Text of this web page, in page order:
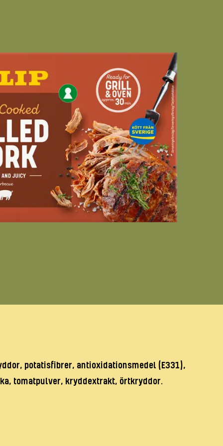
potatisfibrer, antioxidationsmedel (E331),
tomatpulver, kryddextrakt, örtkryddor.